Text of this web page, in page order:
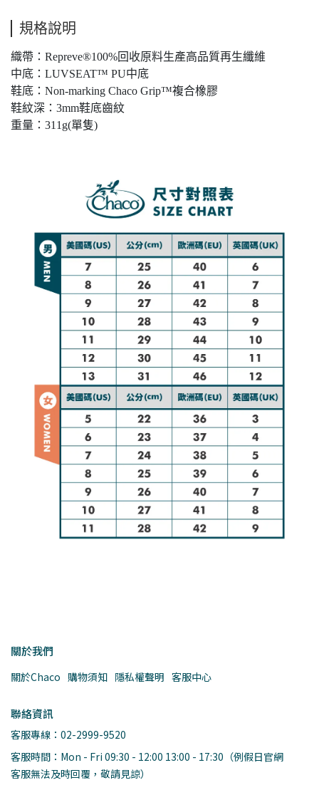
規格說明
織帶：Repreve®100%回收原料生產高品質再生纖維
中底：LUVSEAT™ PU中底
鞋底：Non-marking Chaco Grip™複合橡膠
鞋紋深：3mm鞋底齒紋
重量：311g(單隻)
關於我們
關於Chaco 購物須知 隱私權聲明 客服中心
聯絡資訊
客服專線：02-2999-9520
客服時間：Mon - Fri 09:30 - 12:00 13:00 - 17:30（例假日官網
客服無法及時回覆，敬請見諒）